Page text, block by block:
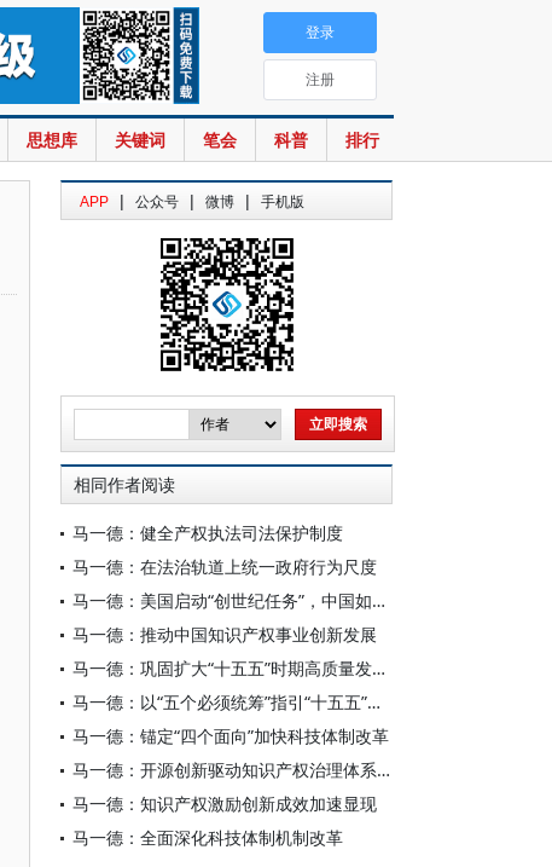
思想库 关键词 笔会 科普 排行
登录
注册
APP | 公众号 | 微博 | 手机版
相同作者阅读
马一德：健全产权执法司法保护制度
马一德：在法治轨道上统一政府行为尺度
马一德：美国启动“创世纪任务”，中国如何破局？
马一德：推动中国知识产权事业创新发展
马一德：巩固扩大“十五五”时期高质量发展体系优势
马一德：以“五个必须统筹”指引“十五五”规划的科学擘画
马一德：锚定“四个面向”加快科技体制改革
马一德：开源创新驱动知识产权治理体系变革
马一德：知识产权激励创新成效加速显现
马一德：全面深化科技体制机制改革